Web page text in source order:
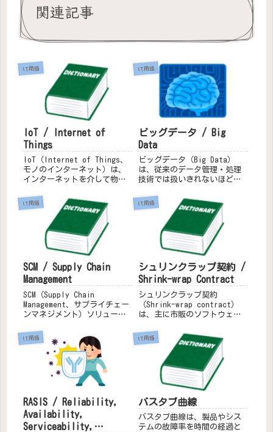
関連記事
IT用語
IoT / Internet of
Things
IoT（Internet of Things、
モノのインターネット）は、
インターネットを介して物理
互に通信し、データを収集・
交換する技術です。これによ
り、デバイス間の連携が可能
となり、効率的な管理や新し
いサービスの...
IT用語
ビッグデータ / Big
Data
ビッグデータ（Big Data）
は、従来のデータ管理・処理
技術では扱いきれないほど巨
します。ビッグデータは、デ
ータの収集、保存、解析、可
視化など、多岐にわたる技術
とプロセスを含みます。以下
に、ビッグデータの詳細と
IT用語
SCM / Supply Chain
Management
SCM（Supply Chain
Management、サプライチェー
ンマネジメント）ソリューシ
から製品の製造、流通、販売
までの一連のプロセスを効率
的に管理するためのシステム
です。以下にその仕組みや特
徴について詳し...
IT用語
シュリンクラップ契約 /
Shrink-wrap Contract
シュリンクラップ契約
（Shrink-wrap contract）
は、主に市販のソフトウェア
す。この契約方式では、ソフ
トウェアの記録媒体（CD-ROM
やDVDなど）が梱包されたケー
スを覆うフィルムを開封する
ことで、使...
IT用語
RASIS / Reliability,
Availability,
Serviceability,
IT用語
バスタブ曲線
バスタブ曲線は、製品やシス
テムの故障率を時間の経過と